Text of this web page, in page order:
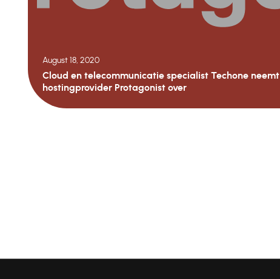
August 18, 2020
Cloud en telecommunicatie specialist Techone neemt
hostingprovider Protagonist over